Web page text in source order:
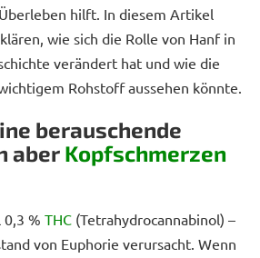
hilft. In diesem Artikel
wie sich die Rolle von Hanf in
verändert hat und wie die
Rohstoff aussehen könnte.
berauschende
aber Kopfschmerzen
% THC (Tetrahydrocannabinol) –
von Euphorie verursacht. Wenn